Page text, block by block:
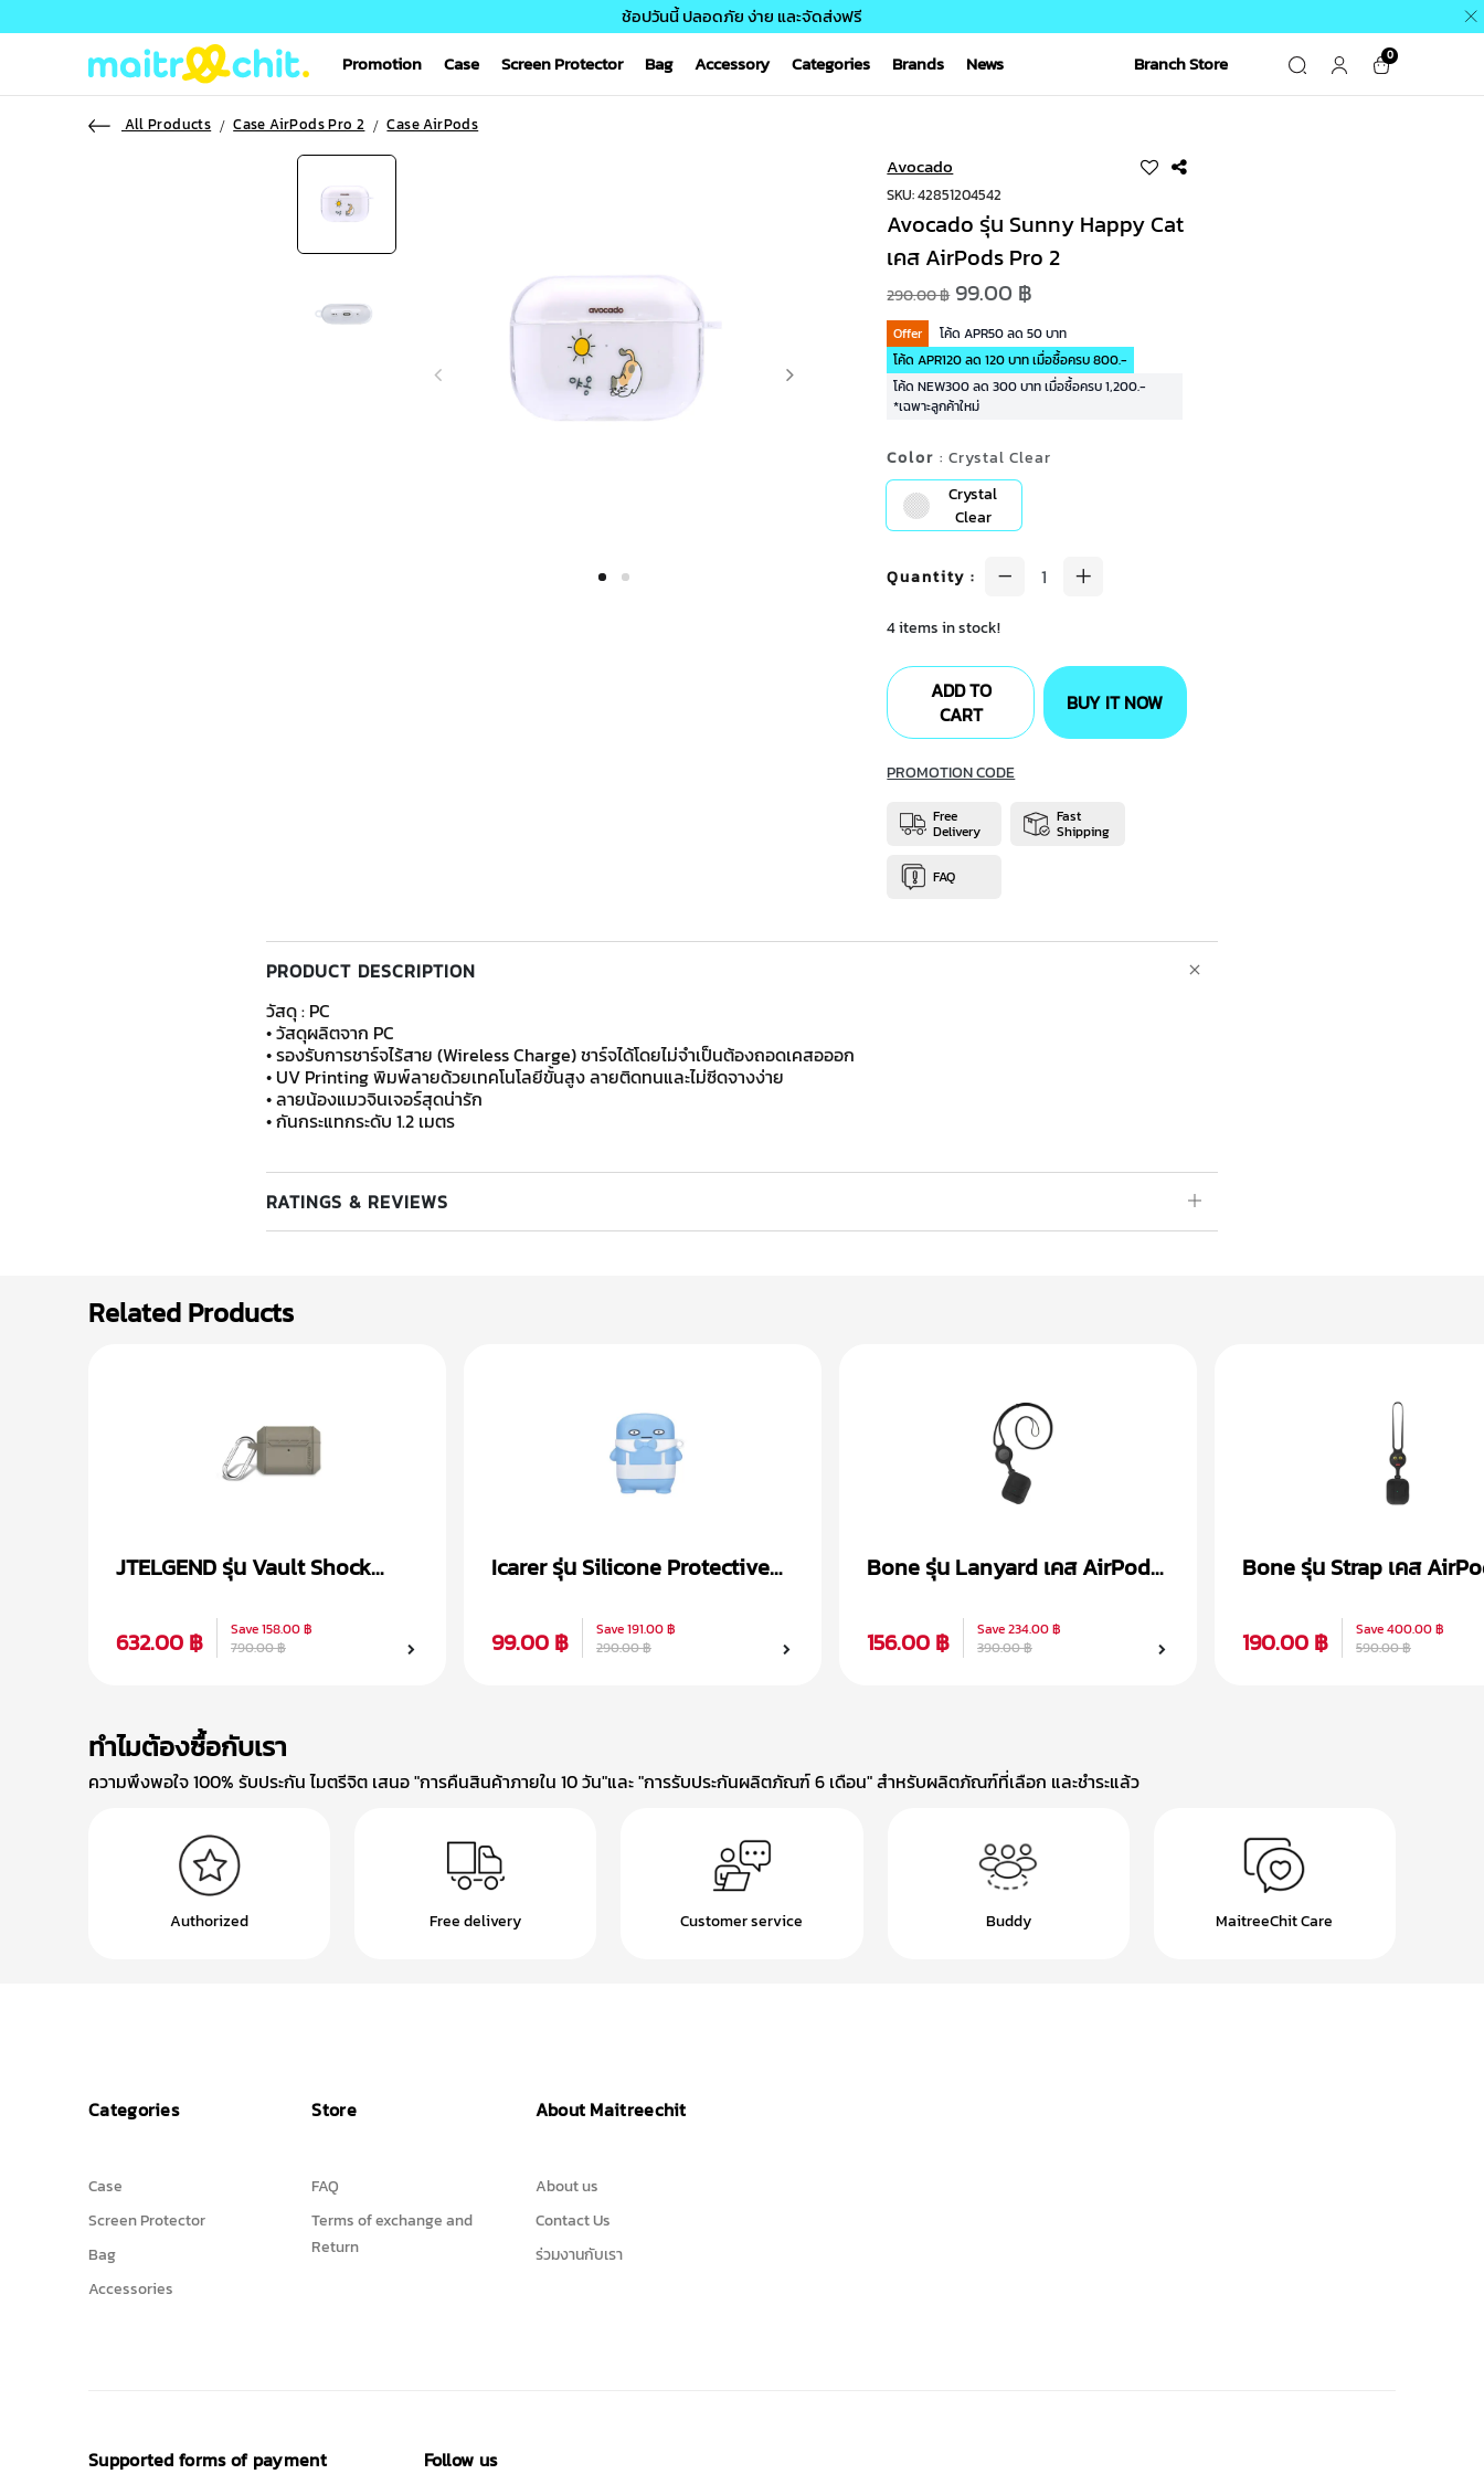
ช้อปวันนี้ ปลอดภัย ง่าย และจัดส่งฟรี
Promotion
Case Screen Protector Bag Accessory Categories Brands News Branch Store 0
All Products Case AirPods Pro 2 Case AirPods
Avocado
SKU: 42851204542
Avocado รุ่น Sunny Happy Cat
เคส AirPods Pro 2
290.00 ฿99.00 ฿
Offer
โค้ด APR50 ลด 50 บาท
โค้ด APR120 ลด 120 บาท เมื่อซื้อครบ 800.-
โค้ด NEW300 ลด 300 บาท เมื่อซื้อครบ 1,200.-
*เฉพาะลูกค้าใหม่
Color: Crystal Clear
Crystal
Clear
Quantity:
4 items in stock!
ADD TO
CART
BUY IT NOW
PROMOTION CODE
Free
Delivery
Fast
Shipping
FAQ
PRODUCT DESCRIPTION
วัสดุ : PC
• วัสดุผลิตจาก PC
• รองรับการชาร์จไร้สาย (Wireless Charge) ชาร์จได้โดยไม่จำเป็นต้องถอดเคสอออก
• UV Printing พิมพ์ลายด้วยเทคโนโลยีขั้นสูง ลายติดทนและไม่ซีดจางง่าย
• ลายน้องแมวจินเจอร์สุดน่ารัก
• กันกระแทกระดับ 1.2 เมตร
RATINGS & REVIEWS
Related Products
JTELGEND รุ่น Vault Shock
632.00 ฿
Save158.00 ฿
790.00 ฿
Icarer รุ่น Silicone Protective
99.00 ฿
Save191.00 ฿
290.00 ฿
Bone รุ่น Lanyard เคส AirPods
156.00 ฿
Save234.00 ฿
390.00 ฿
Bone รุ่น Strap เคส
190.00 ฿ Save400.00 ฿
590.00 ฿
ทำไมต้องซื้อกับเรา
ความพึงพอใจ 100% รับประกัน ไมตรีจิต เสนอ "การคืนสินค้าภายใน 10 วัน"และ "การรับประกันผลิตภัณฑ์ 6 เดือน" สำหรับผลิตภัณฑ์ที่เลือก และชำระแล้ว
Authorized Free delivery Customer service Buddy MaitreeChit Care
Categories
Case
Screen Protector
Bag
Accessories
Store
FAQ
Terms of exchange and
Return
About Maitreechit
About us
Contact Us
ร่วมงานกับเรา
Supported forms of payment Follow us